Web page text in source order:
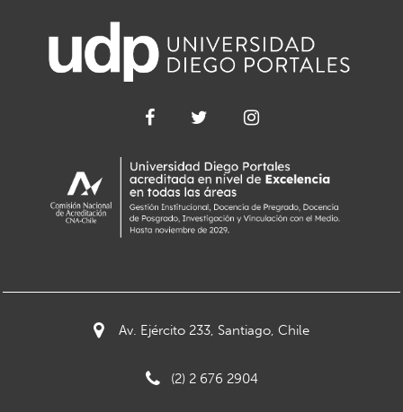
Av. Ejército 233, Santiago, Chile
(2) 2 676 2904